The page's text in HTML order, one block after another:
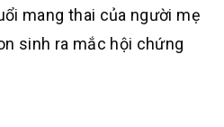
mang thai của người mẹ
sinh ra mắc hội chứng